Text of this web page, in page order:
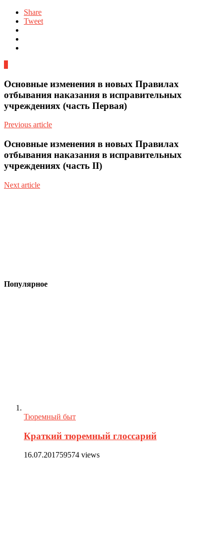
Share
Tweet
Основные изменения в новых Правилах
отбывания наказания в исправительных
учреждениях (часть Первая)
Previous article
Основные изменения в новых Правилах
отбывания наказания в исправительных
учреждениях (часть II)
Next article
Популярное
Тюремный быт
Краткий тюремный глоссарий
16.07.201759574 views